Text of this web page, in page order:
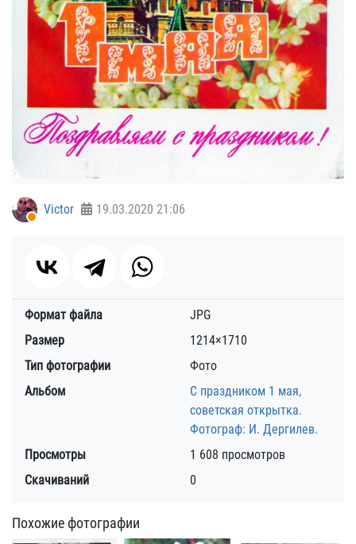
Victor 19.03.2020 21:06
Формат файла
JPG
Размер
1214×1710
Тип фотографии
Фото
Альбом
С праздником 1 мая,
советская открытка.
Фотограф: И. Дергилев.
Просмотры
1 608 просмотров
Скачиваний
0
Похожие фотографии